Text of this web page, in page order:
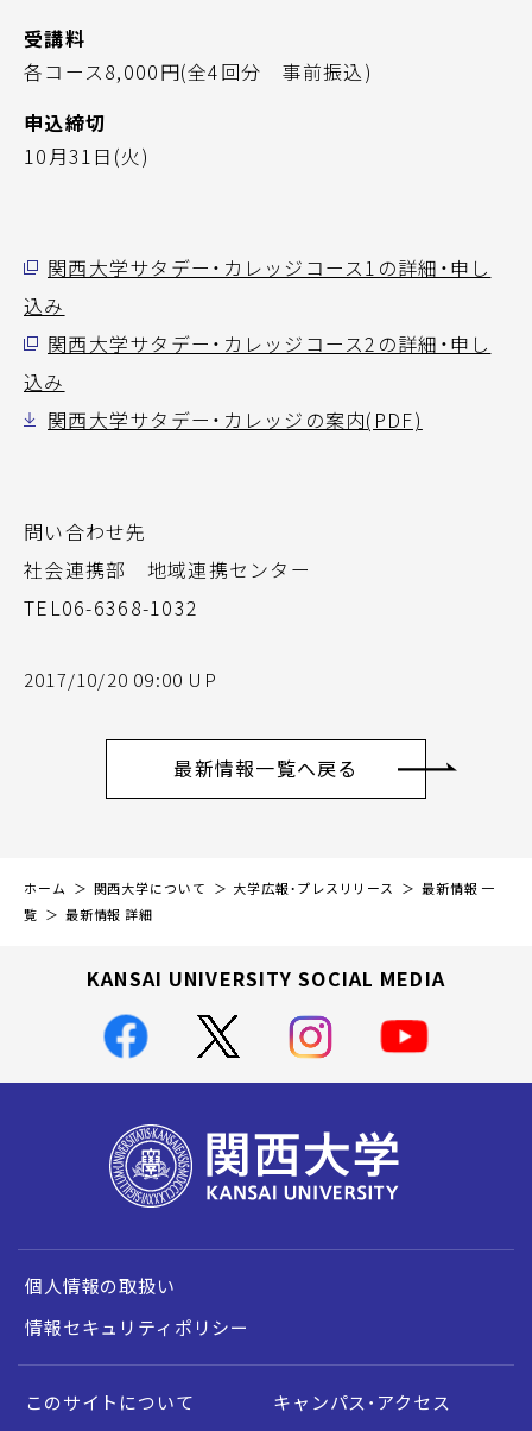
受講料
各コース8,000円(全4回分 事前振込)
申込締切
10月31日(火)
関西大学サタデー・カレッジコース1の詳細・申し
込み
関西大学サタデー・カレッジコース2の詳細・申し
込み
関西大学サタデー・カレッジの案内(PDF)
問い合わせ先
社会連携部 地域連携センター
TEL06-6368-1032
2017/10/20 09:00 UP
最新情報一覧へ戻る
ホーム 関西大学について 大学広報・プレスリリース
最新情報 一
覧
最新情報 詳細
KANSAI UNIVERSITY SOCIAL MEDIA
個人情報の取扱い
情報セキュリティポリシー
このサイトについて
キャンパス・アクセス